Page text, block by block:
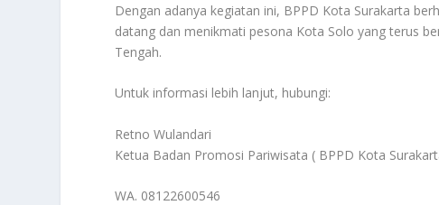
Dengan adanya kegiatan ini, BPPD Kota Surakarta
datang dan menikmati pesona Kota Solo yang terus
Tengah.
Untuk informasi lebih lanjut, hubungi:
Retno Wulandari
Ketua Badan Promosi Pariwisata ( BPPD Kota
WA. 08122600546